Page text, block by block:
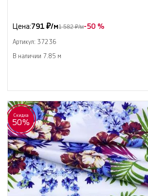
Цена:791 ₽/м1 582 ₽/м-50 %
Артикул: 37236
В наличии 7.85 м
Скидка
50%